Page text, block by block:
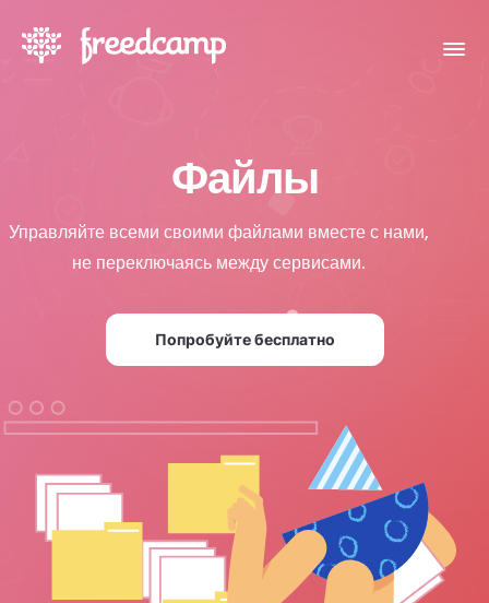
Файлы
Управляйте всеми своими файлами вместе с нами,
не переключаясь между сервисами.
Попробуйте бесплатно